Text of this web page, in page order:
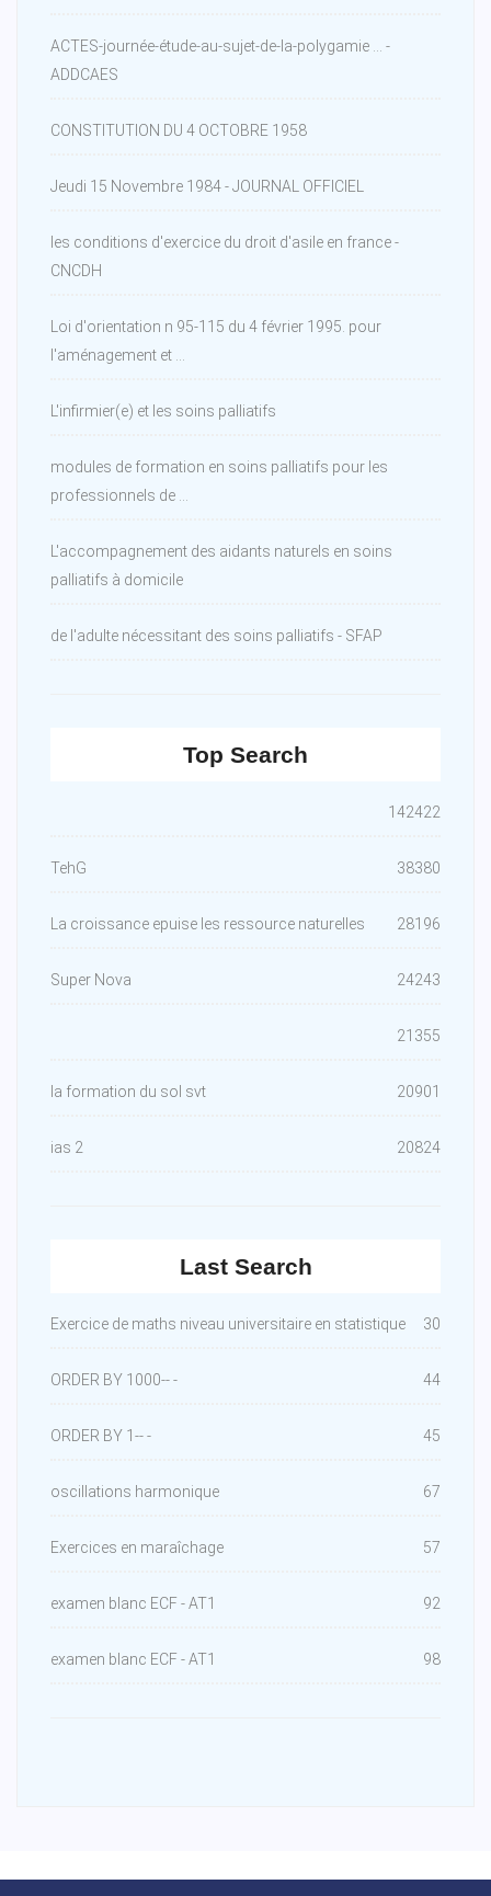
ACTES-journée-étude-au-sujet-de-la-polygamie ... -
ADDCAES
CONSTITUTION DU 4 OCTOBRE 1958
Jeudi 15 Novembre 1984 - JOURNAL OFFICIEL
les conditions d'exercice du droit d'asile en france -
CNCDH
Loi d'orientation n 95-115 du 4 février 1995. pour
l'aménagement et ...
L'infirmier(e) et les soins palliatifs
modules de formation en soins palliatifs pour les
professionnels de ...
L'accompagnement des aidants naturels en soins
palliatifs à domicile
de l'adulte nécessitant des soins palliatifs - SFAP
Top Search
142422
TehG 38380
La croissance epuise les ressource naturelles 28196
Super Nova 24243
21355
la formation du sol svt 20901
ias 2 20824
Last Search
Exercice de maths niveau universitaire en statistique 30
ORDER BY 1000-- - 44
ORDER BY 1-- - 45
oscillations harmonique 67
Exercices en maraîchage 57
examen blanc ECF - AT1 92
examen blanc ECF - AT1 98